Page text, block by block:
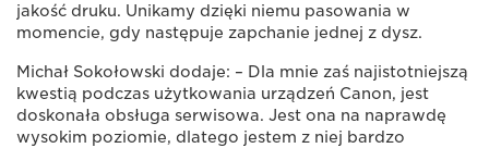
jakość druku. Unikamy dzięki niemu pasowania w
momencie, gdy następuje zapchanie jednej z dysz.
Michał Sokołowski dodaje: – Dla mnie zaś najistotniejszą
kwestią podczas użytkowania urządzeń Canon, jest
doskonała obsługa serwisowa. Jest ona na naprawdę
wysokim poziomie, dlatego jestem z niej bardzo